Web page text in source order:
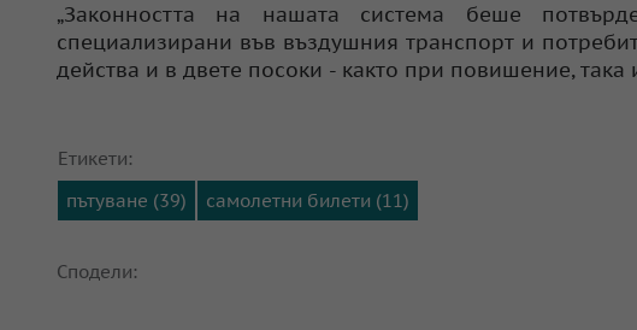
„Законността на нашата система беше
специализирани във въздушния транспорт и
действа и в двете посоки - както при повишение, така
Етикети:
пътуване (39)
самолетни билети (11)
Сподели: